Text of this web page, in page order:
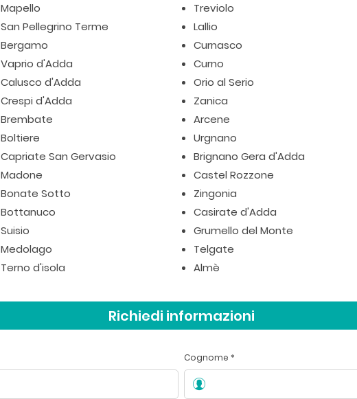
Mapello
San Pellegrino Terme
Bergamo
Vaprio d'Adda
Calusco d'Adda
Crespi d'Adda
Brembate
Boltiere
Capriate San Gervasio
Madone
Bonate Sotto
Bottanuco
Suisio
Medolago
Terno d'isola
Treviolo
Lallio
Curnasco
Curno
Orio al Serio
Zanica
Arcene
Urgnano
Brignano Gera d'Adda
Castel Rozzone
Zingonia
Casirate d'Adda
Grumello del Monte
Telgate
Almè
Richiedi informazioni
Cognome *